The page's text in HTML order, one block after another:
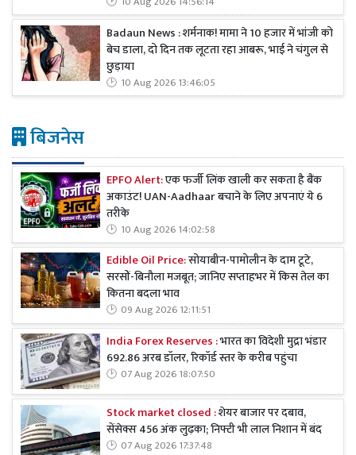
Badaun News : शर्मनाक! मामा ने 10 हजार में भांजी को
बेच डाला, दो दिन तक लूटता रहा आबरू, भाई ने चंगुल से
छुड़ाया
10 Aug 2026 13:46:05
बिजनेस
EPFO Alert:एक फर्जी लिंक खाली कर सकता है बैंक
अकाउंट! UAN-Aadhaar बचाने के लिए अपनाएं ये 6
तरीके
10 Aug 2026 14:02:58
Edible Oil Price:सोयाबीन-पामोलीन के दाम टूटे,
सरसों-बिनौला मजबूत; जानिए सप्ताहभर में किस तेल का
कितना बदला भाव
09 Aug 2026 12:11:51
India Forex Reserves :भारत का विदेशी मुद्रा भंडार
692.86 अरब डॉलर, रिकॉर्ड स्तर के करीब पहुंचा
07 Aug 2026 18:07:50
Stock market closed :शेयर बाजार पर दबाव,
सेंसेक्स 456 अंक लुढ़का; निफ्टी भी लाल निशान में बंद
07 Aug 2026 17:37:48